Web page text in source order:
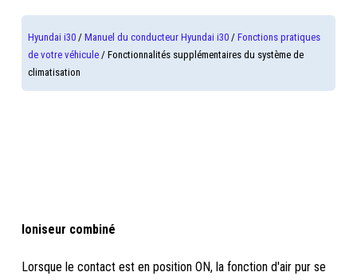
Hyundai i30 /Manuel du conducteur Hyundai i30 /Fonctions pratiques
de votre véhicule / Fonctionnalités supplémentaires du système de
climatisation
Ioniseur combiné
Lorsque le contact est en position ON, la fonction d'air pur se